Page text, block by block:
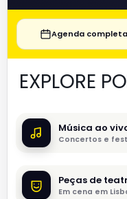
Agenda completa
EXPLORE
Música ao
Concertos e
Peças de
Em cena em